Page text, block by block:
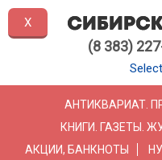
(8 383)
АНТИКВАРИАТ.
КНИГИ. ГАЗЕТЫ.
АКЦИИ, БАНКНОТЫ
X